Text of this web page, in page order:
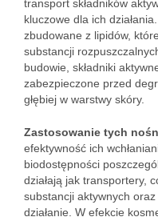
transport składników
kluczowe dla ich działania.
zbudowane z lipidów,
substancji
budowie, składniki
zabezpieczone przed
głębiej w warstwy skóry.
Zastosowanie tych
efektywność ich
biodostępności
działają jak transportery,
substancji aktywnych oraz
działanie. W efekcie